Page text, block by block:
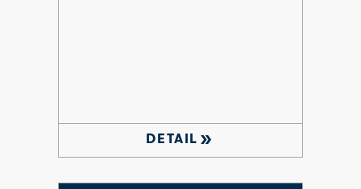
DETAIL double_arrow